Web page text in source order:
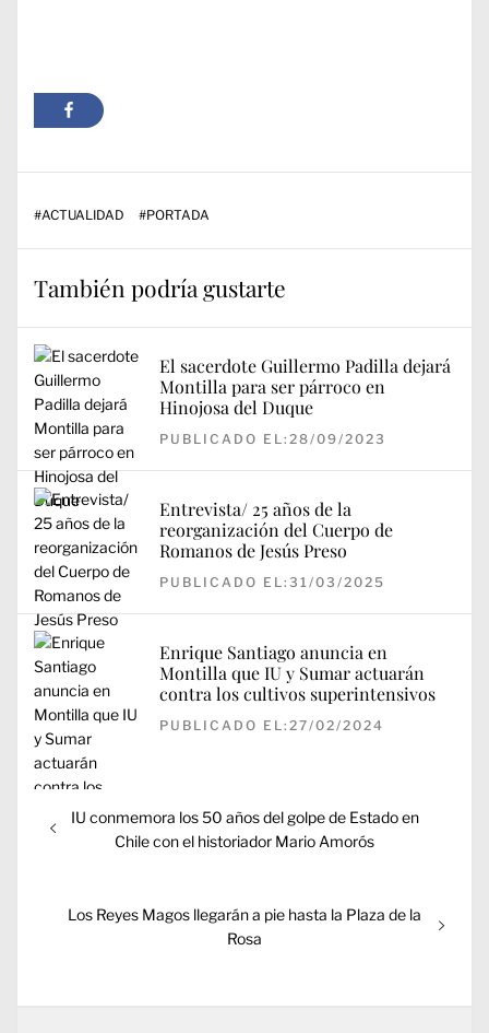
#ACTUALIDAD #PORTADA
También podría gustarte
El sacerdote Guillermo Padilla dejará
Montilla para ser párroco en
Hinojosa del Duque
PUBLICADO EL:28/09/2023
Entrevista/ 25 años de la
reorganización del Cuerpo de
Romanos de Jesús Preso
PUBLICADO EL:31/03/2025
Enrique Santiago anuncia en
Montilla que IU y Sumar actuarán
contra los cultivos superintensivos
PUBLICADO EL:27/02/2024
de
Entrada
anterior:
IU conmemora los 50 años del golpe de Estado en
Chile con el historiador Mario Amorós
Entrada
Los Reyes Magos llegarán a pie hasta la Plaza de la
Rosa